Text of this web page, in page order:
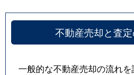
不動産売却と査
一般的な不動産売却の流れを